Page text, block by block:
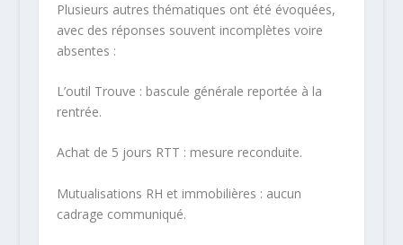
Plusieurs autres thématiques ont été évoquées,
avec des réponses souvent incomplètes voire
absentes :
L’outil Trouve : bascule générale reportée à la
rentrée.
Achat de 5 jours RTT : mesure reconduite.
Mutualisations RH et immobilières : aucun
cadrage communiqué.